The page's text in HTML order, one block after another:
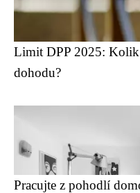
Limit DPP 2025: Kolik
dohodu?
Pracujte z pohodlí